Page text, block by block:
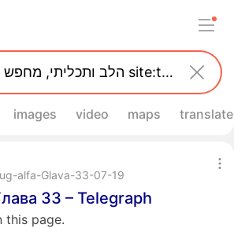
images video maps translate
alfa-Glava-33-07-19
33 – Telegraph
this page.